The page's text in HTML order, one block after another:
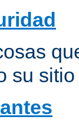
su